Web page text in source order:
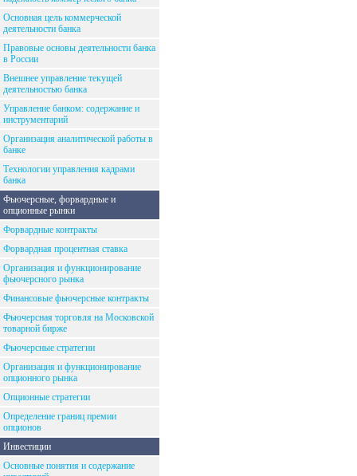
Основная цель коммерческой
деятельности банка
Правовые основы деятельности банка
в России
Внешнее управление текущей
деятельностью банка
Управление банком: содержание и
инструментарий
Организация аналитической работы в
банке
Технологии управления кадрами
банка
Фьючерсные, форвардные и
опционные рынки
Форвардные контракты
Форвардная процентная ставка
Организация и функционирование
фьючерсного рынка
Финансовые фьючерсные контракты
Фьючерсная торговля на Московской
товарной бирже
Фьючерсные стратегии
Организация и функционирование
опционного рынка
Опционные стратегии
Определение границ премии
опционов
Инвестиции
Основные понятия и содержание